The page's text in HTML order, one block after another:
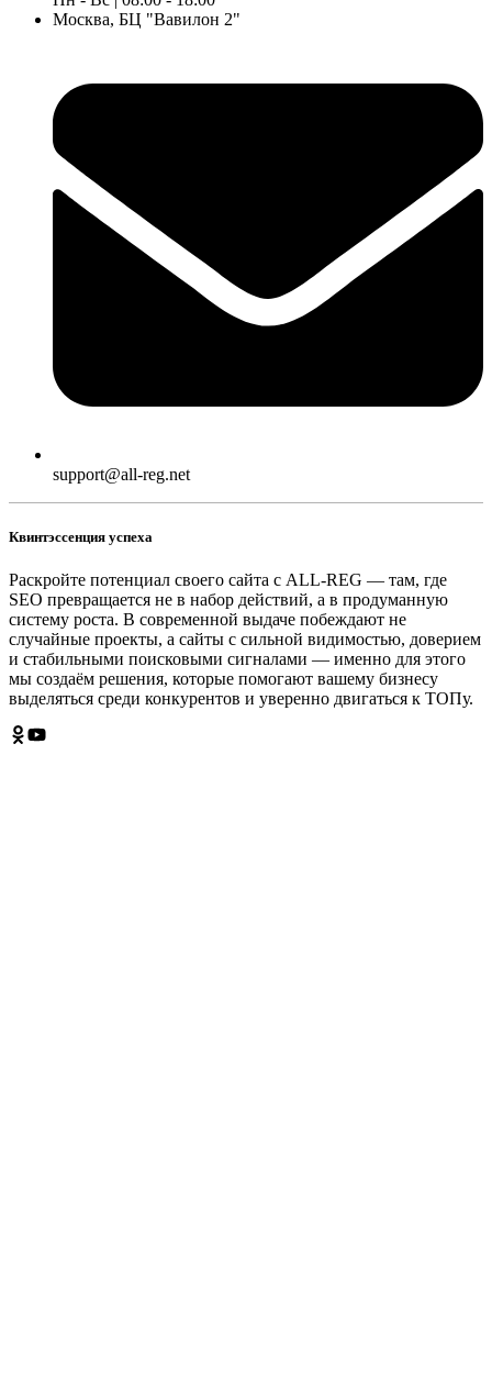
Москва, БЦ "Вавилон 2"
support@all-reg.net
Квинтэссенция успеха
Раскройте потенциал своего сайта с ALL-REG — там, где
SEO превращается не в набор действий, а в продуманную
систему роста. В современной выдаче побеждают не
случайные проекты, а сайты с сильной видимостью, доверием
и стабильными поисковыми сигналами — именно для этого
мы создаём решения, которые помогают вашему бизнесу
выделяться среди конкурентов и уверенно двигаться к ТОПу.